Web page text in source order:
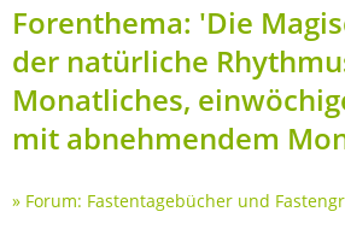
Forenthema: 'Die
der natürliche
Monatliches,
mit abnehmendem
» Forum: Fastentagebücher und